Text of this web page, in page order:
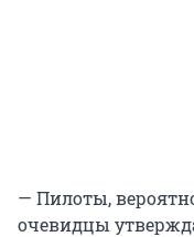
— Пилоты,
очевидцы